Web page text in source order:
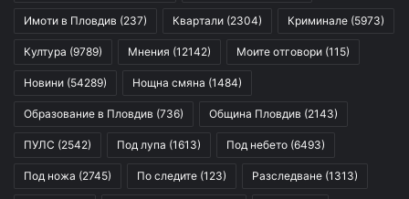
Имоти в Пловдив (237) Квартали (2304) Криминале (5973)
Култура (9789) Мнения (12142) Моите отговори (115)
Новини (54289) Нощна смяна (1484)
Образование в Пловдив (736) Община Пловдив (2143)
ПУЛС (2542) Под лупа (1613) Под небето (6493)
Под ножа (2745) По следите (123) Разследване (1313)